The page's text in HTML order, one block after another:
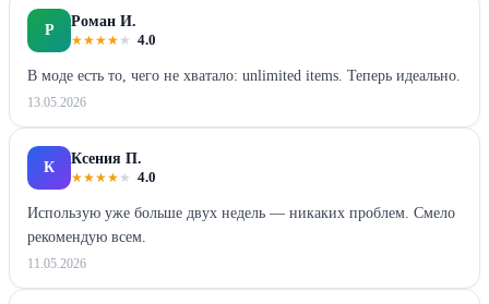
Р
Роман И.
★★★★ ★ 4.0
В моде есть то, чего не хватало: unlimited items. Теперь идеально.
13.05.2026
К
Ксения П.
★★★★ ★ 4.0
Использую уже больше двух недель — никаких проблем. Смело
рекомендую всем.
11.05.2026